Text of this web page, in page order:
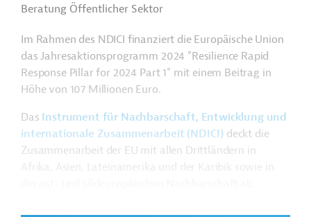
Beratung Öffentlicher Sektor
Im Rahmen des NDICI finanziert die Europäische Union
das Jahresaktionsprogramm 2024 "Resilience Rapid
Response Pillar for 2024 Part 1" mit einem Beitrag in
Höhe von 107 Millionen Euro.
Das Instrument für Nachbarschaft, Entwicklung und
internationale Zusammenarbeit (NDICI) deckt die
Zusammenarbeit der EU mit allen Drittländern in
Afrika, Asien, Lateinamerika und der Karibik sowie in